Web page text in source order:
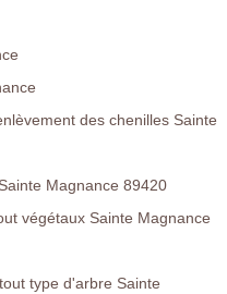
des chenilles Sainte
Magnance 89420
végétaux Sainte Magnance
type d'arbre Sainte